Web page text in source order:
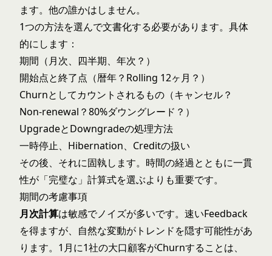
ます。他の誰かはしません。
1つの方法を選んで文書化する必要があります。具体
的にします：
期間（月次、四半期、年次？）
開始点と終了点（暦年？Rolling 12ヶ月？）
Churnとしてカウントされるもの（キャンセル？
Non-renewal？80%ダウングレード？）
UpgradeとDowngradeの処理方法
一時停止、Hibernation、Creditの扱い
その後、それに固執します。時間の経過とともに一貫
性が「完璧な」計算式を選ぶよりも重要です。
期間の考慮事項
月次計算は敏感でノイズが多いです。速いFeedback
を得ますが、自然な変動がトレンドを隠す可能性があ
ります。1月に1社の大口顧客がChurnすることは、